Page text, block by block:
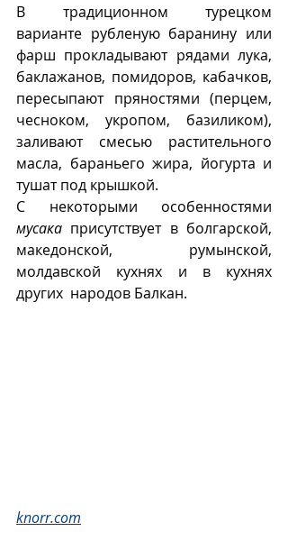
В традиционном турецком
варианте рубленую баранину или
фарш прокладывают рядами лука,
баклажанов, помидоров, кабачков,
пересыпают пряностями (перцем,
чесноком, укропом, базиликом),
заливают смесью растительного
масла, бараньего жира, йогурта и
тушат под крышкой.
мусака присутствует в болгарской,
македонской, румынской,
молдавской кухнях и в кухнях
других  народов Балкан.
knorr.com